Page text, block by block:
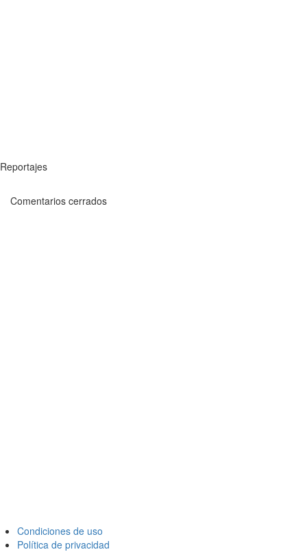
Reportajes
Comentarios cerrados
Condiciones de uso
Política de privacidad